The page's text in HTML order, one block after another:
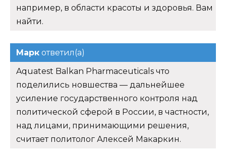
например, в области красоты и здоровья. Вам
найти.
Марк ответил(а)
Aquatest Balkan Pharmaceuticals что
поделились новшества — дальнейшее
усиление государственного контроля над
политической сферой в России, в частности,
над лицами, принимающими решения,
считает политолог Алексей Макаркин.